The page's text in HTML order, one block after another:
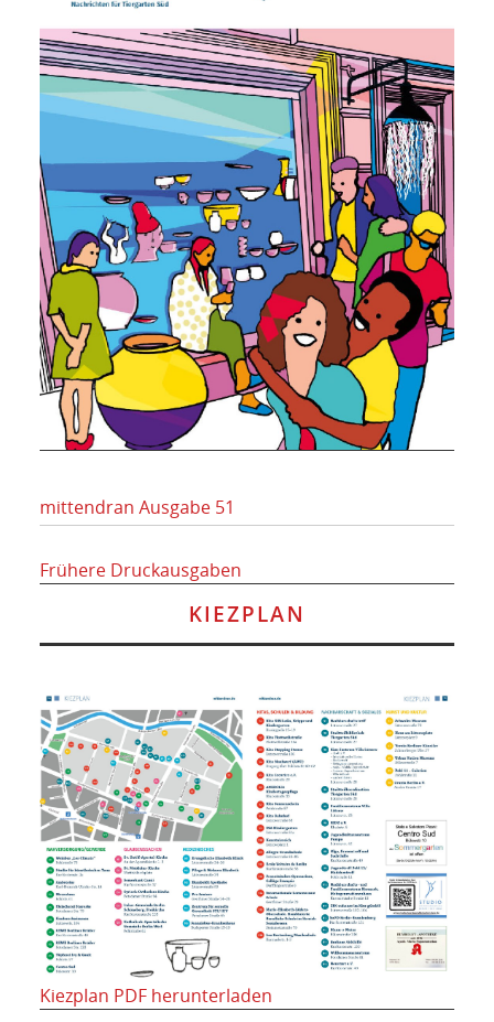
mittendran Ausgabe 51
Frühere Druckausgaben
KIEZPLAN
Kiezplan PDF herunterladen